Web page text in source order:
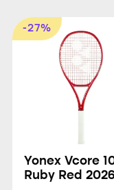
-27%
Yonex Vcore
Ruby Red 2026